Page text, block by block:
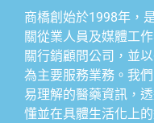
商橋創始於1998年，
關從業人員及媒體工
關行銷顧問公司，並
為主要服務業務。我
易理解的醫藥資訊，
懂並在具體生活化上的